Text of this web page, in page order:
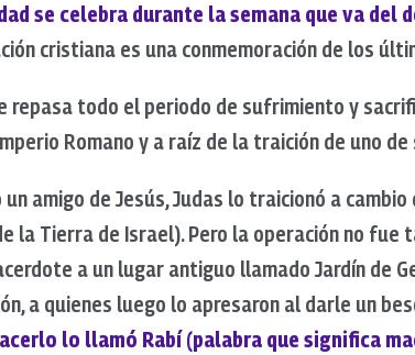
se celebra durante la semana que va del
cristiana es una conmemoración de los
repasa todo el periodo de sufrimiento y
Romano y a raíz de la traición de uno
amigo de Jesús, Judas lo traicionó a
la Tierra de Israel). Pero la operación no fue
a un lugar antiguo llamado Jardín de
a quienes luego lo apresaron al darle un
lo llamó Rabí (palabra que significa